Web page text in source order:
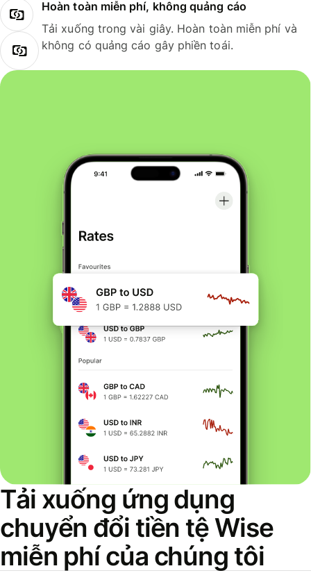
Hoàn toàn miễn phí, không quảng cáo
Tải xuống trong vài giây. Hoàn toàn miễn phí và
không có quảng cáo gây phiền toái.
Tải xuống ứng dụng
chuyển đổi tiền tệ Wise
miễn phí của chúng tôi